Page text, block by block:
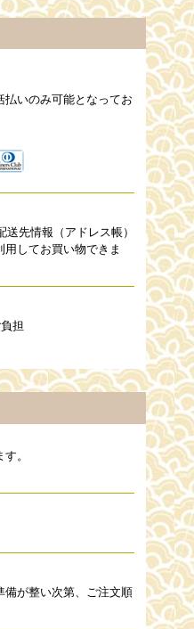
いのみ可能となってお
先情報（アドレス帳）
してお買い物できま
担
。
備が整い次第、ご注文順